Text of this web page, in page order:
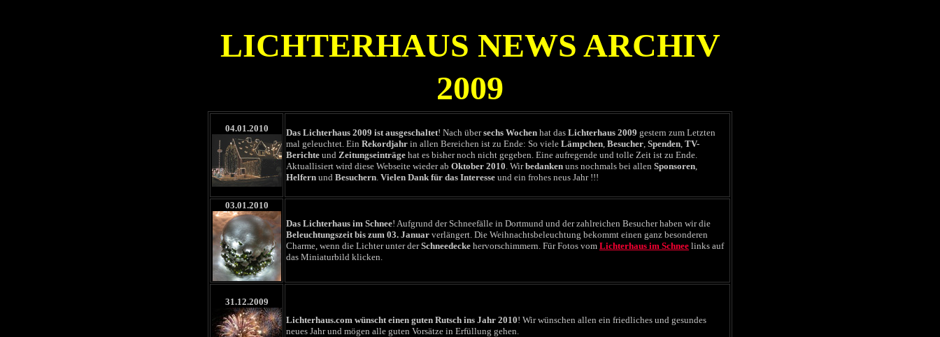
LICHTERHAUS NEWS ARCHIV
2009
04.01.2010 Das Lichterhaus 2009 ist ausgeschaltet! Nach übersechs Wochen hat das Lichterhaus 2009 gestern zum Letzten
mal geleuchtet. Ein Rekordjahr in allen Bereichen ist zu Ende: So viele Lämpchen, Besucher, Spenden, TV-
Berichte und Zeitungseinträge hat es bisher noch nicht gegeben. Eine aufregende und tolle Zeit ist zu Ende.
Aktuallisiert wird diese Webseite wieder ab Oktober 2010. Wirbedanken uns nochmals bei allen Sponsoren,
Helfern und Besuchern. Vielen Dank für das Interesse und ein frohes neus Jahr !!!
03.01.2010
Das Lichterhaus im Schnee! Aufgrund der Schneefälle in Dortmund und der zahlreichen Besucher haben wir die
Beleuchtungszeitbis zum 03. Januar verlängert. Die Weihnachtsbeleuchtung bekommt einen ganz besonderen
Charme, wenn die Lichter unter derSchneedecke hervorschimmern. Für Fotos vom Lichterhaus im Schnee links auf
das Miniaturbild klicken.
31.12.2009
Lichterhaus.com wünscht einen guten Rutsch ins Jahr 2010! Wir wünschen allen ein friedliches und gesundes
neues Jahr und mögen alle guten Vorsätze in Erfüllung gehen.